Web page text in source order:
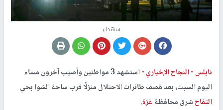
شهداء
نابلس -النجاح الإخباري -
استشهد 3 مواطنين وأصيب آخرون مساء
اليوم السبت، بعد قصف طائرات الاحتلال منزلًا قرب ساحة الشوا بحي
التفاحشرق محافظةغزة.